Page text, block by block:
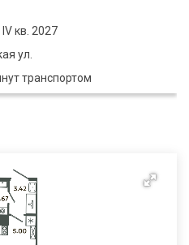
кв. 2027
ул.
транспортом